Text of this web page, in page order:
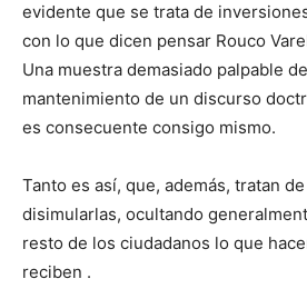
evidente que se trata de
con lo que dicen pensar Rouco
Una muestra demasiado palpable
mantenimiento de un discurso
es consecuente consigo mismo.
Tanto es así, que, además, tratan
disimularlas, ocultando
resto de los ciudadanos lo que
reciben .